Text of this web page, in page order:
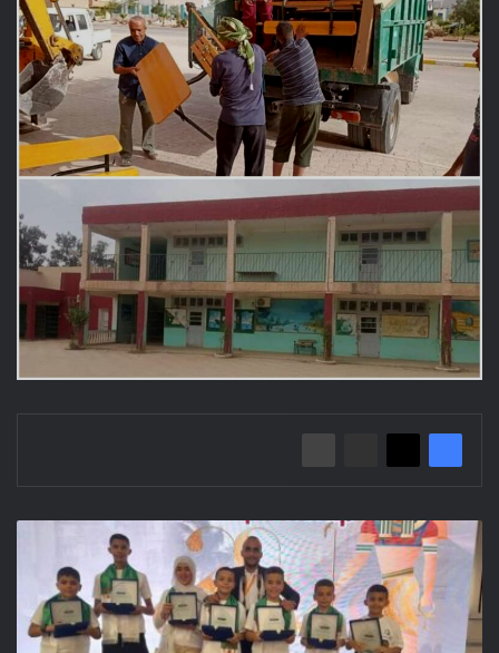
تهنئة
بالبطولة
العالمية
للحساب
الذهني
بدولة